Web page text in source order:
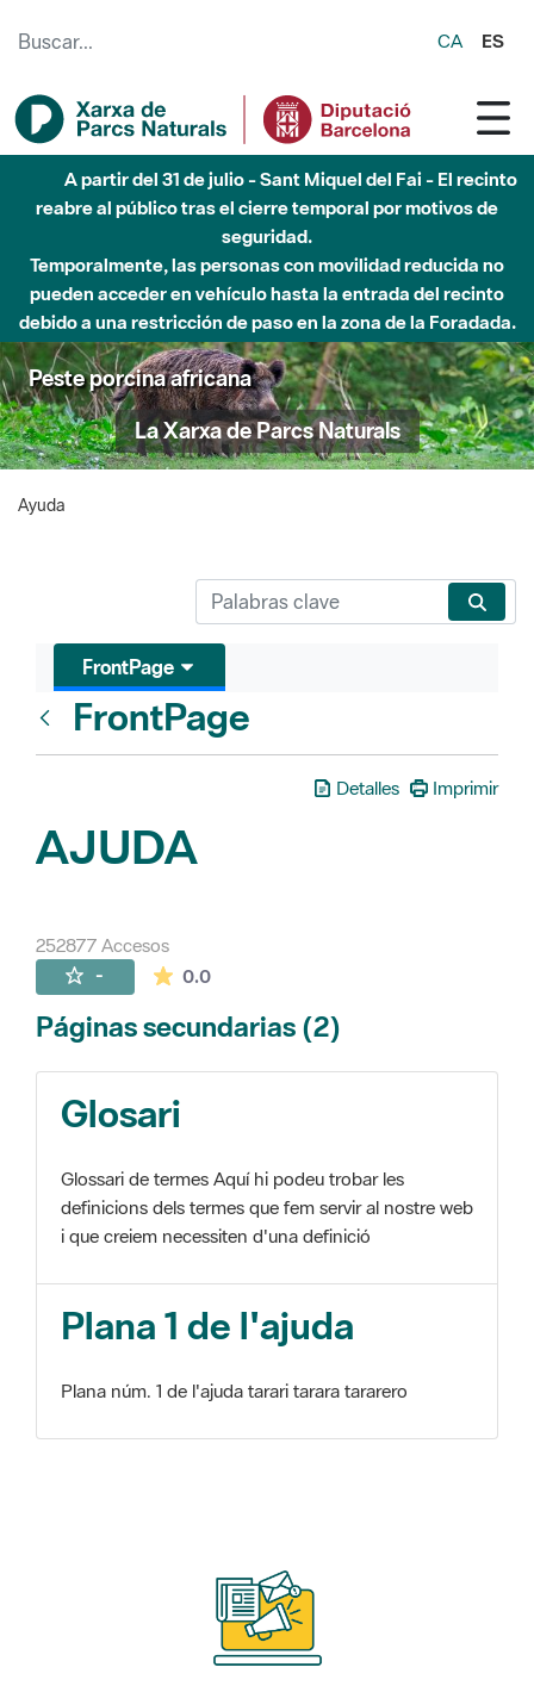
CA ES
A partir del 31 de julio - Sant Miquel del Fai - El recinto
reabre al público tras el cierre temporal por motivos de
seguridad.
Temporalmente, las personas con movilidad reducida no
pueden acceder en vehículo hasta la entrada del recinto
debido a una restricción de paso en la zona de la Foradada.
Peste porcina africana
La Xarxa de Parcs Naturals
Ayuda
FrontPage
FrontPage
Detalles Imprimir
AJUDA
252877 Accesos
- 0.0La valoración media es de 0 estrellas de
Páginas secundarias (2)
Glosari
Glossari de termes Aquí hi podeu trobar les
definicions dels termes que fem servir al nostre web
i que creiem necessiten d'una definició
Plana 1 de l'ajuda
Plana núm. 1 de l'ajuda tarari tarara tararero